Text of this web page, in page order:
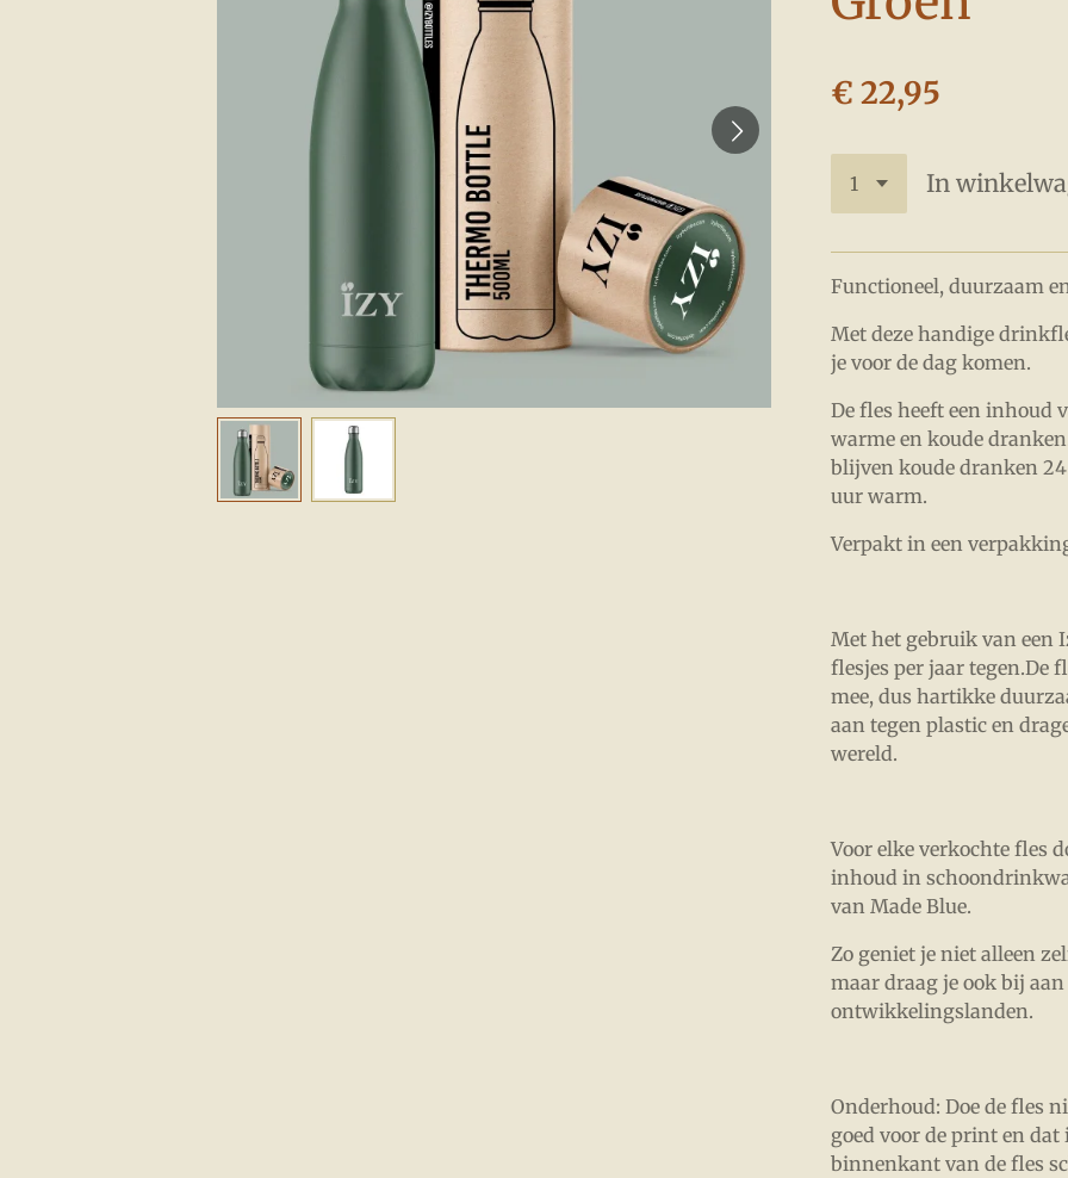
€ 22,95
In
Functioneel, duurzaam
Met deze handige
je voor de dag komen.
De fles heeft een inhoud
warme en koude
blijven koude dranken
uur warm.
Verpakt in een
Met het gebruik van een
flesjes per jaar tegen.De
mee, dus hartikke
aan tegen plastic en
wereld.
Voor elke verkochte fles
inhoud in
van Made Blue.
Zo geniet je niet alleen
maar draag je ook bij
ontwikkelingslanden.
Onderhoud: Doe de fles
goed voor de print en
binnenkant van de fles